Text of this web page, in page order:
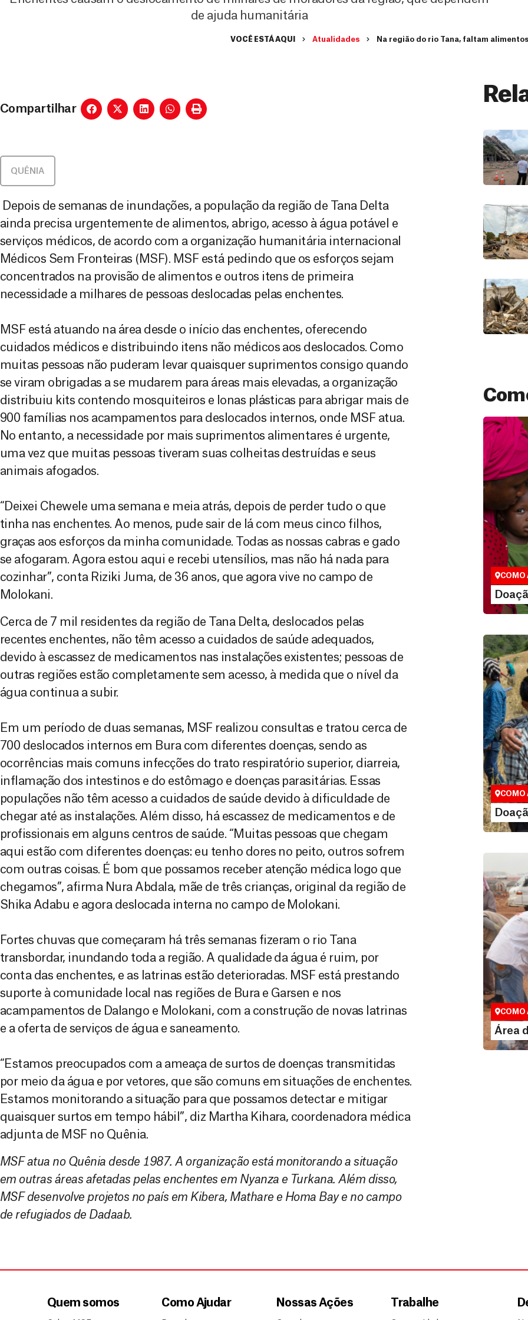
de ajuda humanitária
VOCÊ ESTÁ AQUI Atualidades Na região do rio Tana, faltam
Compartilhar
QUÊNIA
Depois de semanas de inundações, a população da região de Tana Delta
ainda precisa urgentemente de alimentos, abrigo, acesso à água potável e
serviços médicos, de acordo com a organização humanitária internacional
Médicos Sem Fronteiras (MSF). MSF está pedindo que os esforços sejam
concentrados na provisão de alimentos e outros itens de primeira
necessidade a milhares de pessoas deslocadas pelas enchentes.
MSF está atuando na área desde o início das enchentes, oferecendo
cuidados médicos e distribuindo itens não médicos aos deslocados. Como
muitas pessoas não puderam levar quaisquer suprimentos consigo quando
se viram obrigadas a se mudarem para áreas mais elevadas, a organização
distribuiu kits contendo mosquiteiros e lonas plásticas para abrigar mais de
900 famílias nos acampamentos para deslocados internos, onde MSF atua.
No entanto, a necessidade por mais suprimentos alimentares é urgente,
uma vez que muitas pessoas tiveram suas colheitas destruídas e seus
animais afogados.
“Deixei Chewele uma semana e meia atrás, depois de perder tudo o que
tinha nas enchentes. Ao menos, pude sair de lá com meus cinco filhos,
graças aos esforços da minha comunidade. Todas as nossas cabras e gado
se afogaram. Agora estou aqui e recebi utensílios, mas não há nada para
cozinhar”, conta Riziki Juma, de 36 anos, que agora vive no campo de
Molokani.
Cerca de 7 mil residentes da região de Tana Delta, deslocados pelas
recentes enchentes, não têm acesso a cuidados de saúde adequados,
devido à escassez de medicamentos nas instalações existentes; pessoas de
outras regiões estão completamente sem acesso, à medida que o nível da
água continua a subir.
Em um período de duas semanas, MSF realizou consultas e tratou cerca de
700 deslocados internos em Bura com diferentes doenças, sendo as
ocorrências mais comuns infecções do trato respiratório superior, diarreia,
inflamação dos intestinos e do estômago e doenças parasitárias. Essas
populações não têm acesso a cuidados de saúde devido à dificuldade de
chegar até as instalações. Além disso, há escassez de medicamentos e de
profissionais em alguns centros de saúde. “Muitas pessoas que chegam
aqui estão com diferentes doenças: eu tenho dores no peito, outros sofrem
com outras coisas. É bom que possamos receber atenção médica logo que
chegamos”, afirma Nura Abdala, mãe de três crianças, original da região de
Shika Adabu e agora deslocada interna no campo de Molokani.
Fortes chuvas que começaram há três semanas fizeram o rio Tana
transbordar, inundando toda a região. A qualidade da água é ruim, por
conta das enchentes, e as latrinas estão deterioradas. MSF está prestando
suporte à comunidade local nas regiões de Bura e Garsen e nos
acampamentos de Dalango e Molokani, com a construção de novas latrinas
e a oferta de serviços de água e saneamento.
“Estamos preocupados com a ameaça de surtos de doenças transmitidas
por meio da água e por vetores, que são comuns em situações de enchentes.
Estamos monitorando a situação para que possamos detectar e mitigar
quaisquer surtos em tempo hábil”, diz Martha Kihara, coordenadora médica
adjunta de MSF no Quênia.
MSF atua no Quênia desde 1987. A organização está monitorando a situação
em outras áreas afetadas pelas enchentes em Nyanza e Turkana. Além disso,
MSF desenvolve projetos no país em Kibera, Mathare e Homa Bay e no campo
de refugiados de Dadaab.
Doação
São as
que nos
vidas em
COMO
Você
maneiras,
valor que
COMO
Área
Espaço
COMO
Área
Quem somos Como Ajudar Nossas Ações Trabalhe